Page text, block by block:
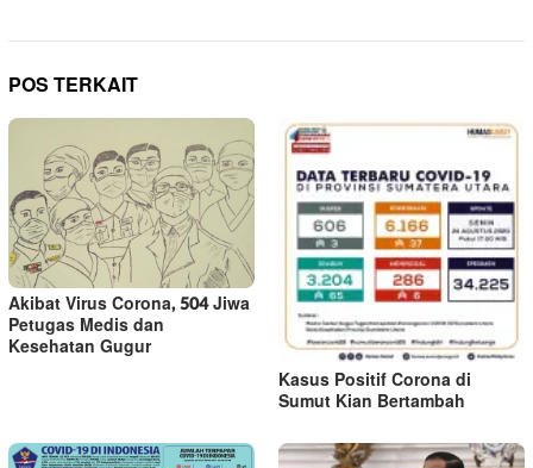
POS TERKAIT
Akibat Virus Corona, 504 Jiwa
Petugas Medis dan
Kesehatan Gugur
Kasus Positif Corona di
Sumut Kian Bertambah